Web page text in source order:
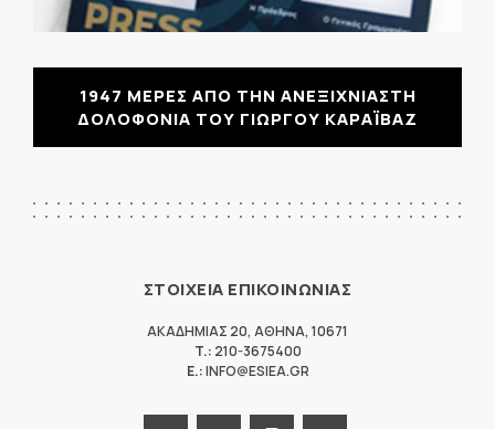
1947 ΜΕΡΕΣ ΑΠΟ ΤΗΝ ΑΝΕΞΙΧΝΙΑΣΤΗ
ΔΟΛΟΦΟΝΙΑ ΤΟΥ ΓΙΩΡΓΟΥ ΚΑΡΑΪΒΑΖ
ΣΤΟΙΧΕΙΑ ΕΠΙΚΟΙΝΩΝΙΑΣ
ΑΚΑΔΗΜΙΑΣ 20, ΑΘΗΝΑ, 10671
T.: 210-3675400
E.:INFO@ESIEA.GR